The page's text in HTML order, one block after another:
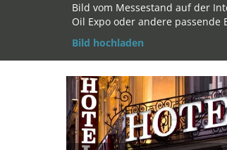
Bild vom Messestand auf der
Oil Expo oder andere passende
Bild hochladen